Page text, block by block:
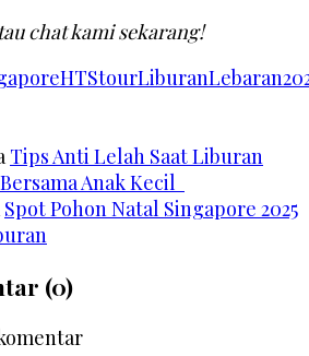
chat kami sekarang!
HTStour
Tips Anti Lelah Saat Liburan
Anak Kecil
Spot Pohon Natal Singapore 2025
(0)